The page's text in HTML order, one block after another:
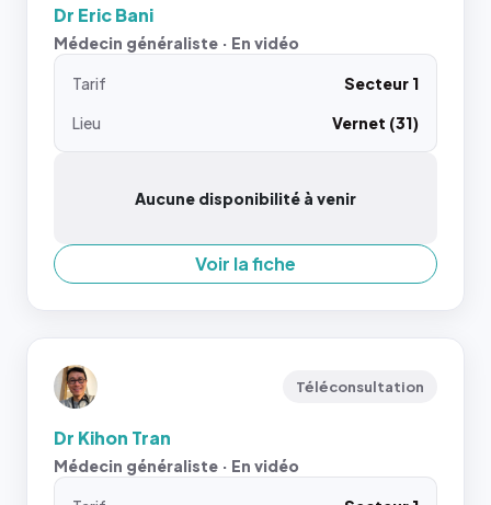
Dr Eric Bani
Médecin généraliste · En vidéo
Tarif
Secteur 1
Lieu
Vernet (31)
Aucune disponibilité à venir
Voir la fiche
Téléconsultation
Dr Kihon Tran
Médecin généraliste · En vidéo